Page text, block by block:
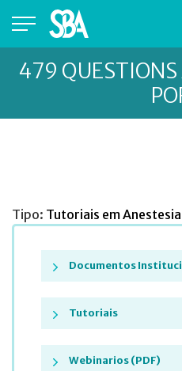
aquipara encontrá-lo.
479
Documentos
Tutoriais
Webinarios (PDF)
Tipo: Tutoriais em Anestesia